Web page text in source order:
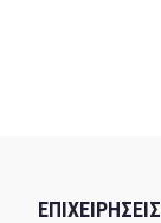
ΕΠΙΧΕΙΡΗΣΕΙΣ